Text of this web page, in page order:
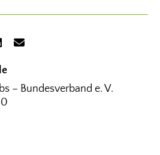
– Bundesverband e. V.